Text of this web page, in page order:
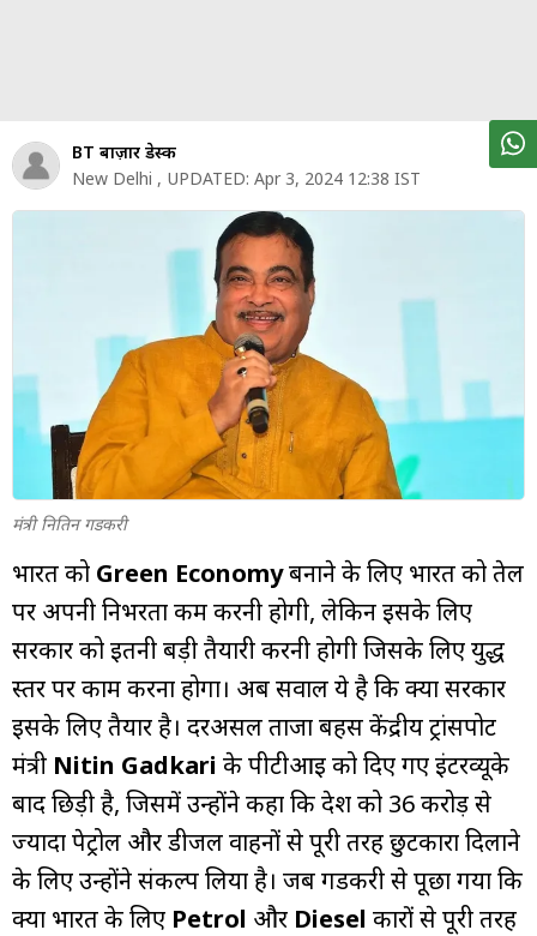
बिजनेस
न्यूज
BT बाज़ार डेस्क
New Delhi , UPDATED: Apr 3, 2024 12:38 IST
मंत्री नितिन गडकरी
भारत को Green Economyबनाने के लिए भारत को तेल
पर अपनी निर्भरता कम करनी होगी, लेकिन इसके लिए
सरकार को इतनी बड़ी तैयारी करनी होगी जिसके लिए युद्ध
स्तर पर काम करना होगा। अब सवाल ये है कि क्या सरकार
इसके लिए तैयार है। दरअसल ताजा बहस केंद्रीय ट्रांसपोर्ट
मंत्री Nitin Gadkari के पीटीआई को दिए गए इंटरव्यूके
बाद छिड़ी है, जिसमें उन्होंने कहा कि देश को 36 करोड़ से
ज्यादा पेट्रोल और डीजल वाहनों से पूरी तरह छुटकारा दिलाने
के लिए उन्होंने संकल्प लिया है। जब गडकरी से पूछा गया कि
क्या भारत के लिए Petrol और Diesel कारों से पूरी तरह